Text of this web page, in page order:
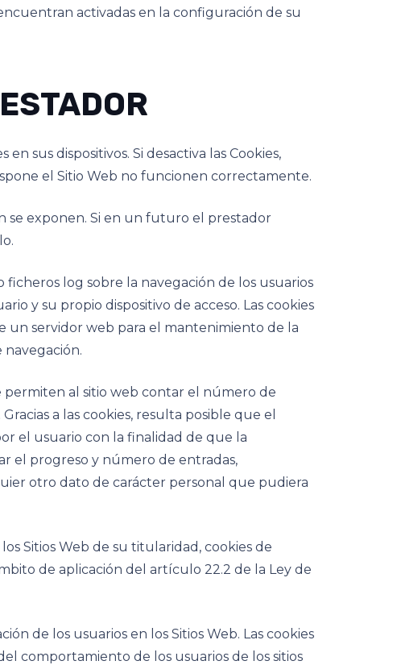
activadas en la configuración de su
sus dispositivos. Si desactiva las Cookies,
el Sitio Web no funcionen correctamente.
se exponen. Si en un futuro el prestador
ficheros log sobre la navegación de los usuarios
y su propio dispositivo de acceso. Las cookies
un servidor web para el mantenimiento de la
navegación.
permiten al sitio web contar el número de
a las cookies, resulta posible que el
el usuario con la finalidad de que la
el progreso y número de entradas,
otro dato de carácter personal que pudiera
Sitios Web de su titularidad, cookies de
de aplicación del artículo 22.2 de la Ley de
de los usuarios en los Sitios Web. Las cookies
comportamiento de los usuarios de los sitios